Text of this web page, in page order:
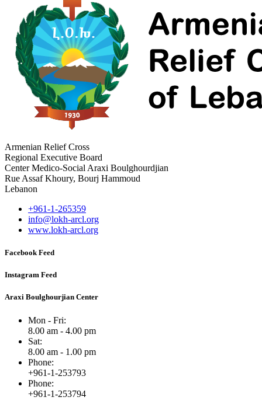
Armenian Relief Cross
Regional Executive Board
Center Medico-Social Araxi Boulghourdjian
Rue Assaf Khoury, Bourj Hammoud
Lebanon
+961-1-265359
info@lokh-arcl.org
www.lokh-arcl.org
Facebook Feed
Instagram Feed
Araxi Boulghourjian Center
Mon - Fri:
8.00 am - 4.00 pm
Sat:
8.00 am - 1.00 pm
Phone:
+961-1-253793
Phone:
+961-1-253794